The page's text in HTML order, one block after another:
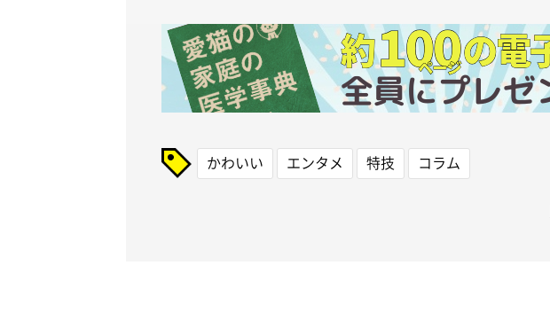
かわいい エンタメ 特技 コラム